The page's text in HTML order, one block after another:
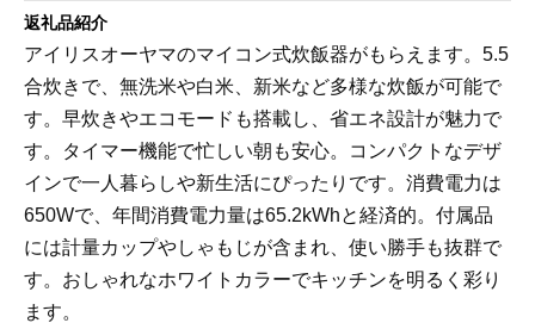
返礼品紹介
アイリスオーヤマのマイコン式炊飯器がもらえます。5.5
合炊きで、無洗米や白米、新米など多様な炊飯が可能で
す。早炊きやエコモードも搭載し、省エネ設計が魅力で
す。タイマー機能で忙しい朝も安心。コンパクトなデザ
インで一人暮らしや新生活にぴったりです。消費電力は
650Wで、年間消費電力量は65.2kWhと経済的。付属品
には計量カップやしゃもじが含まれ、使い勝手も抜群で
す。おしゃれなホワイトカラーでキッチンを明るく彩り
ます。